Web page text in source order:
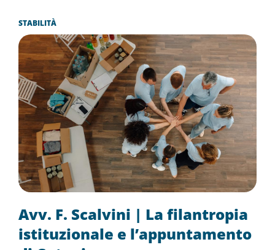
Avv. F. Scalvini | La filantropia
istituzionale e l’appuntamento
STABILITÀ